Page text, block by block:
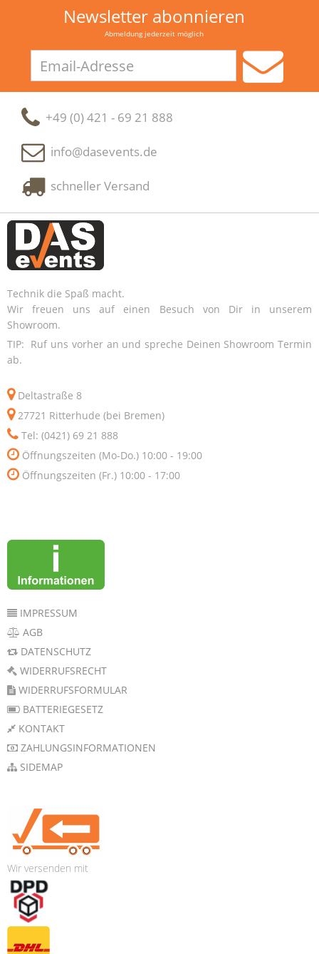
Newsletter abonnieren
Abmeldung jederzeit möglich
Adresse
+49 (0) 421 - 69 21 888
info@dasevents.de
schneller Versand
Technik die Spaß macht.
Wir freuen uns auf einen Besuch von Dir in unserem
Showroom.
TIP: Ruf uns vorher an und spreche Deinen Showroom Termin
ab.
Deltastraße 8
27721 Ritterhude (bei Bremen)
Tel: (0421) 69 21 888
Öffnungszeiten (Mo-Do.) 10:00 - 19:00
Öffnungszeiten (Fr.) 10:00 - 17:00
IMPRESSUM
AGB
DATENSCHUTZ
WIDERRUFSRECHT
WIDERRUFSFORMULAR
BATTERIEGESETZ
KONTAKT
ZAHLUNGSINFORMATIONEN
SIDEMAP
Wir versenden mit